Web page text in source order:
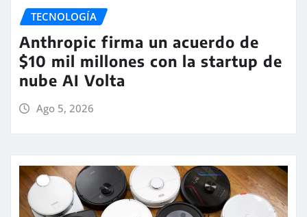
TECNOLOGÍA
Anthropic firma un acuerdo de
$10 mil millones con la startup de
nube AI Volta
Ago 5, 2026